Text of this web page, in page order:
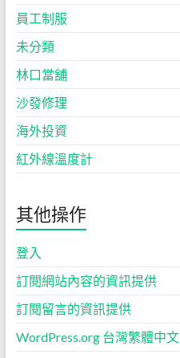
員工制服
未分類
林口當舖
沙發修理
海外投資
紅外線溫度計
其他操作
登入
訂閱網站內容的資訊提供
訂閱留言的資訊提供
WordPress.org 台灣繁體中文